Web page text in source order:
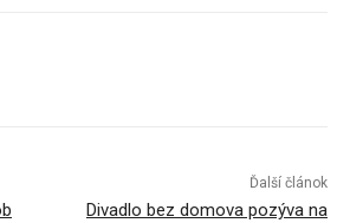
Ďalší článok
Divadlo bez domova pozýva na